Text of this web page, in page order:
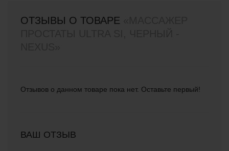
ОТЗЫВЫ О ТОВАРЕ
Отзывов о данном товаре пока нет. Оставьте первый!
ВАШ ОТЗЫВ